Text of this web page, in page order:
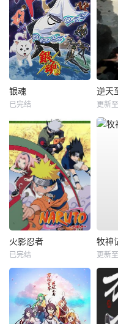
银魂
已完结
逆天
更新
火影忍者
已完结
牧神
更新